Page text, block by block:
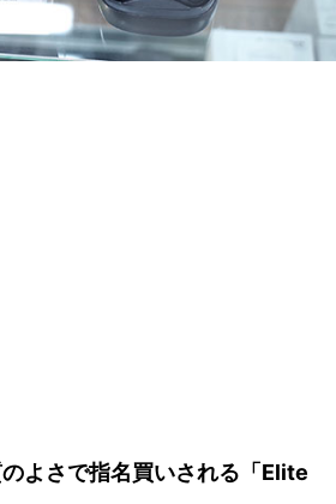
よさで指名買いされる「Elite